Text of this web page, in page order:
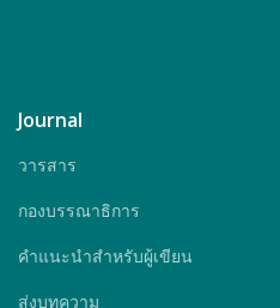
Journal
วารสาร
กองบรรณาธิการ
คำแนะนำสำหรับผู้เขียน
ส่งบทความ